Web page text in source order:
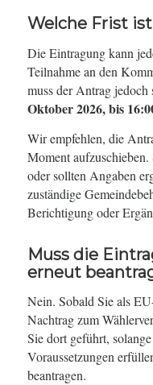
Welche Frist
Die Eintragung kann
Teilnahme an den
muss der Antrag jedoch
Oktober 2026, bis
Wir empfehlen, die
Moment
oder sollten Angaben
zuständige
Berichtigung oder
Muss die
erneut
Nein. Sobald Sie als
Nachtrag zum
Sie dort geführt,
Voraussetzungen
beantragen.